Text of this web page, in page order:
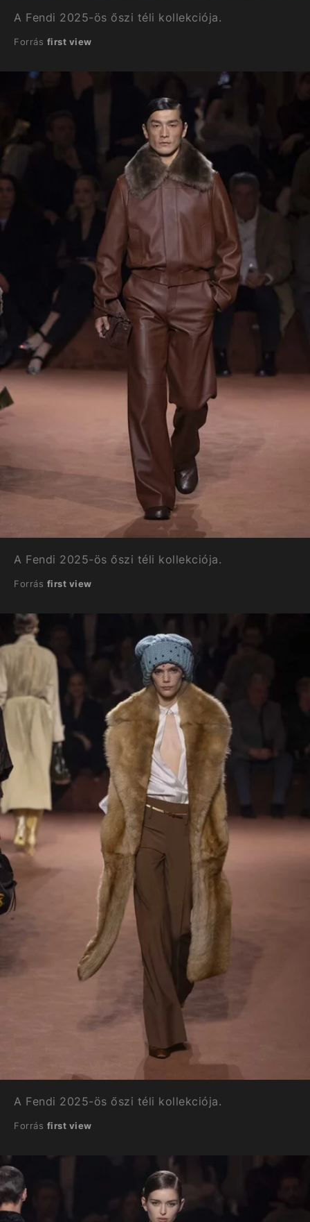
A Fendi 2025-ös őszi téli kollekciója.
Forrás first view
A Fendi 2025-ös őszi téli kollekciója.
Forrás first view
A Fendi 2025-ös őszi téli kollekciója.
Forrás first view